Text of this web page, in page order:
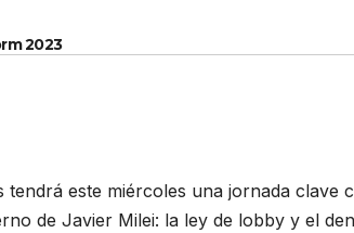
2023
tendrá este miércoles una jornada clave
de Javier Milei: la ley de lobby y el